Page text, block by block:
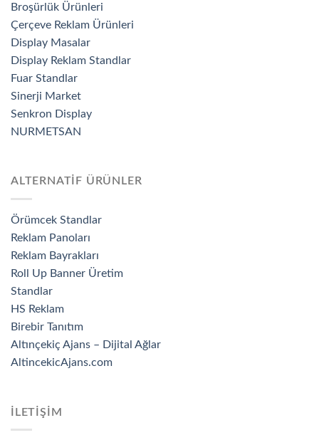
Broşürlük Ürünleri
Çerçeve Reklam Ürünleri
Display Masalar
Display Reklam Standlar
Fuar Standlar
Sinerji Market
Senkron Display
NURMETSAN
ALTERNATİF ÜRÜNLER
Örümcek Standlar
Reklam Panoları
Reklam Bayrakları
Roll Up Banner Üretim
Standlar
HS Reklam
Birebir Tanıtım
Altınçekiç Ajans – Dijital Ağlar
AltincekicAjans.com
İLETİŞİM